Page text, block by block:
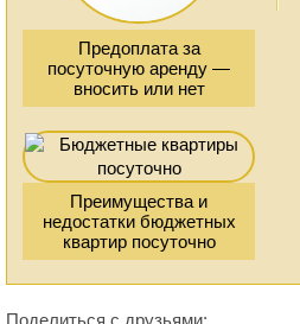
Предоплата за
посуточную аренду —
вносить или нет
Преимущества и
недостатки бюджетных
квартир посуточно
Поделиться с друзьями: